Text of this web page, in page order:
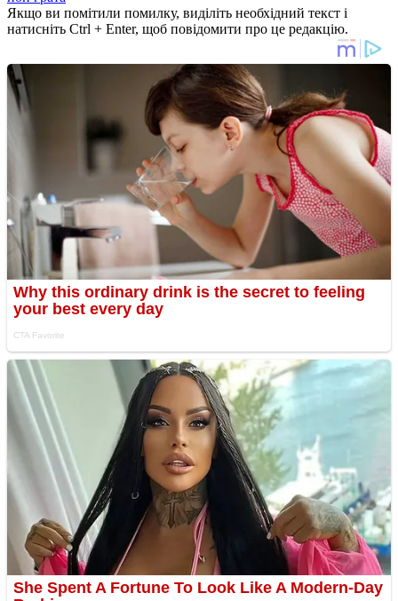
Якщо ви помітили помилку, виділіть необхідний текст і
натисніть Ctrl + Enter, щоб повідомити про це редакцію.